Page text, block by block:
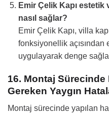
Emir Çelik Kapı
nasıl sağlar?
Emir Çelik Kapı, villa
fonksiyonellik açısından
uygulayarak denge
16. Montaj
Gereken Yaygın
Montaj sürecinde yapılan